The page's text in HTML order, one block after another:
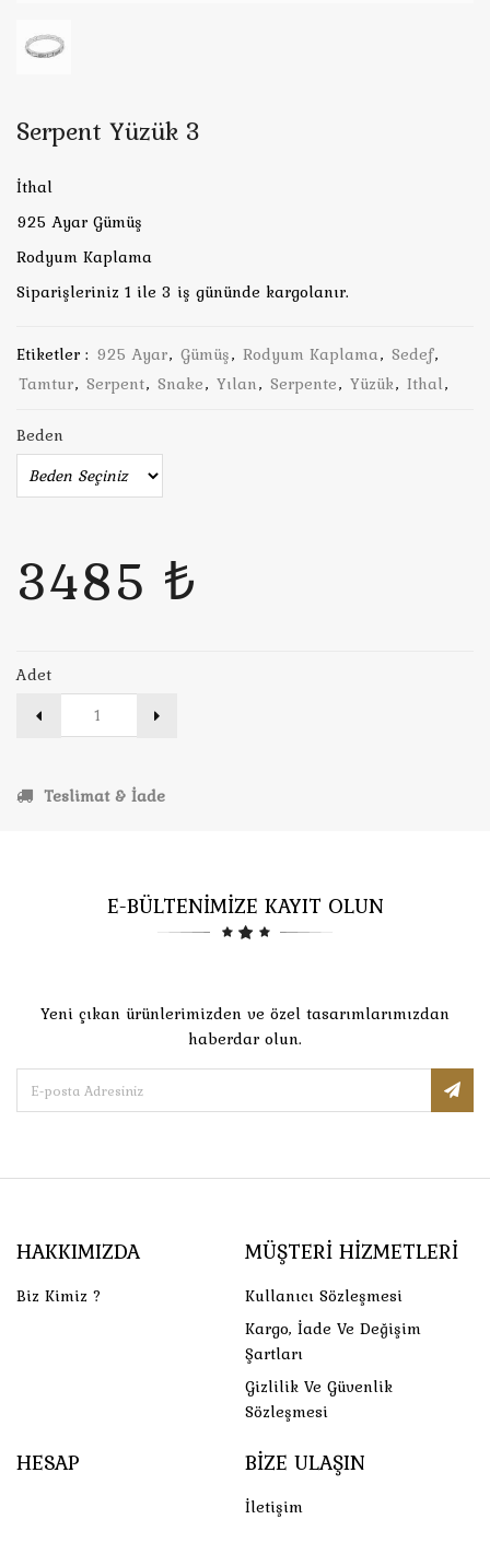
Serpent Yüzük 3
İthal
925 Ayar Gümüş
Rodyum Kaplama
Siparişleriniz 1 ile 3 iş gününde kargolanır.
Etiketler : 925 Ayar, Gümüş, Rodyum Kaplama, Sedef,
Tamtur, Serpent, Snake, Yılan, Serpente, Yüzük, Ithal,
Beden
3485 ₺
Adet
Teslimat & İade
E-BÜLTENİMİZE KAYIT OLUN
Yeni çıkan ürünlerimizden ve özel tasarımlarımızdan
haberdar olun.
HAKKIMIZDA
Biz Kimiz ?
MÜŞTERI HIZMETLERI
Kullanıcı Sözleşmesi
Kargo, İade Ve Değişim
Şartları
Gizlilik Ve Güvenlik
Sözleşmesi
HESAP BIZE ULAŞIN
İletişim